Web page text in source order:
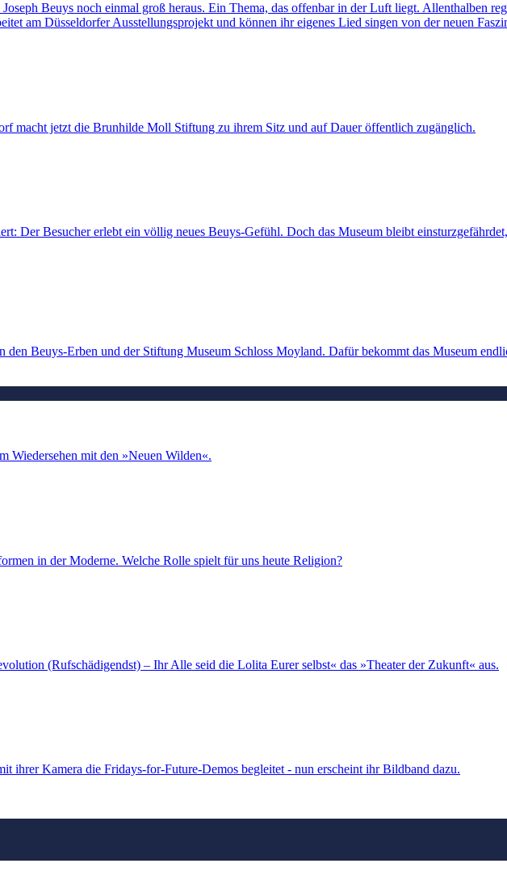
Beuys noch einmal groß heraus. Ein Thema, das offenbar in der Luft liegt. Allenthalben
am Düsseldorfer Ausstellungsprojekt und können ihr eigenes Lied singen von der neuen
macht jetzt die Brunhilde Moll Stiftung zu ihrem Sitz und auf Dauer öffentlich zugänglich.
Der Besucher erlebt ein völlig neues Beuys-Gefühl. Doch das Museum bleibt
Beuys-Erben und der Stiftung Museum Schloss Moyland. Dafür bekommt das Museum
Wiedersehen mit den »Neuen Wilden«.
in der Moderne. Welche Rolle spielt für uns heute Religion?
(Rufschädigendst) – Ihr Alle seid die Lolita Eurer selbst« das »Theater der Zukunft« aus.
ihrer Kamera die Fridays-for-Future-Demos begleitet - nun erscheint ihr Bildband dazu.